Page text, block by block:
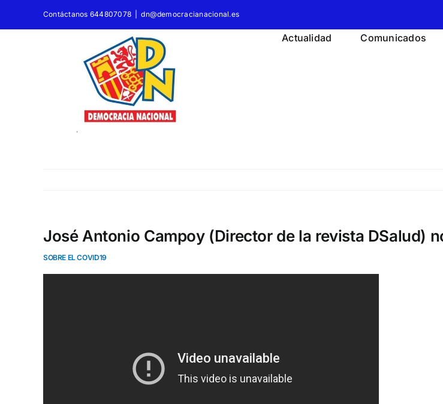
Contáctanos 644807078 dn@democracianacional.es
Actualidad Comunicados
José Antonio Campoy (Director de la revista DSalud)
SOBRE EL COVID19